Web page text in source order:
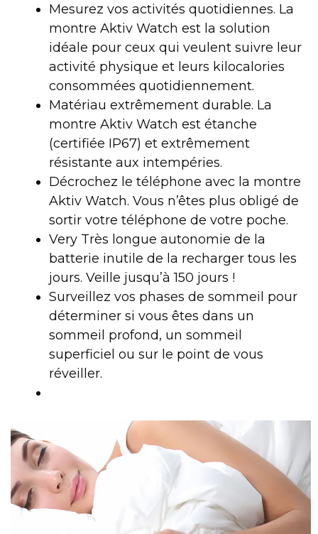
Mesurez vos activités quotidiennes. La
montre Aktiv Watch est la solution
idéale pour ceux qui veulent suivre leur
activité physique et leurs kilocalories
consommées quotidiennement.
Matériau extrêmement durable. La
montre Aktiv Watch est étanche
(certifiée IP67) et extrêmement
résistante aux intempéries.
Décrochez le téléphone avec la montre
Aktiv Watch. Vous n’êtes plus obligé de
sortir votre téléphone de votre poche.
Very Très longue autonomie de la
batterie inutile de la recharger tous les
jours. Veille jusqu’à 150 jours !
Surveillez vos phases de sommeil pour
déterminer si vous êtes dans un
sommeil profond, un sommeil
superficiel ou sur le point de vous
réveiller.